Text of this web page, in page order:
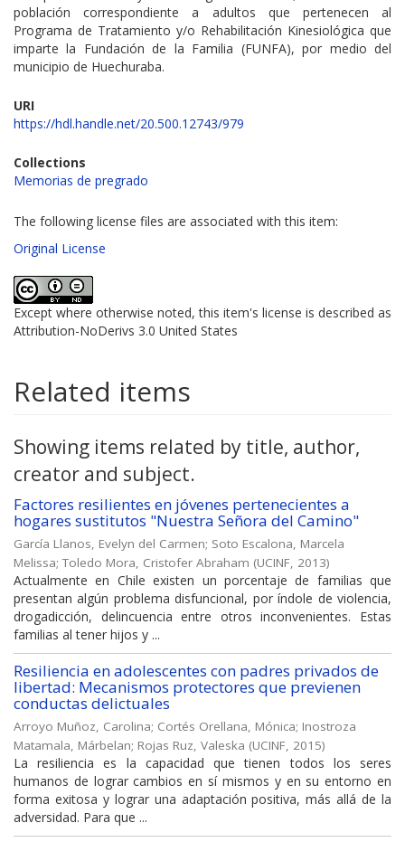
población correspondiente a adultos que pertenecen al
Programa de Tratamiento y/o Rehabilitación Kinesiológica que
imparte la Fundación de la Familia (FUNFA), por medio del
municipio de Huechuraba.
URI
https://hdl.handle.net/20.500.12743/979
Collections
Memorias de pregrado
The following license files are associated with this item:
Original License
Except where otherwise noted, this item's license is described as
Attribution-NoDerivs 3.0 United States
Related items
Showing items related by title, author,
creator and subject.
Factores resilientes en jóvenes pertenecientes a
hogares sustitutos "Nuestra Señora del Camino"
García Llanos, Evelyn del Carmen; Soto Escalona, Marcela
Melissa; Toledo Mora, Cristofer Abraham (UCINF, 2013)
Actualmente en Chile existen un porcentaje de familias que
presentan algún problema disfuncional, por índole de violencia,
drogadicción, delincuencia entre otros inconvenientes. Estas
familias al tener hijos y ...
Resiliencia en adolescentes con padres privados de
libertad: Mecanismos protectores que previenen
conductas delictuales
Arroyo Muñoz, Carolina; Cortés Orellana, Mónica; Inostroza
Matamala, Márbelan; Rojas Ruz, Valeska (UCINF, 2015)
La resiliencia es la capacidad que tienen todos los seres
humanos de lograr cambios en sí mismos y en su entorno en
forma exitosa y lograr una adaptación positiva, más allá de la
adversidad. Para que ...